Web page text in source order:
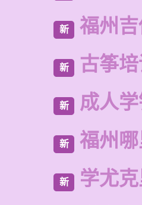
新 福州
新 古筝
新 成人
新 福州
新 学尤